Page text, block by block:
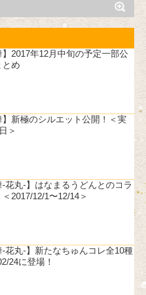
】2017年12月中旬の予定一部公
とめ
】新極のシルエット公開！＜実
＞
-花丸-】はなまるうどんとのコラ
2017/12/1〜12/14＞
-花丸-】新たなちゅんコレ全10種
24に登場！